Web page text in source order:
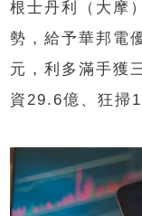
根士丹利（大摩
勢，給予華邦電
元，利多滿手獲
資29.6億、狂掃